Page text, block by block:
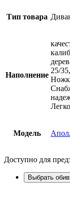
Тип товара
Наполнение
25/
Модель
Доступно для
Выбрать